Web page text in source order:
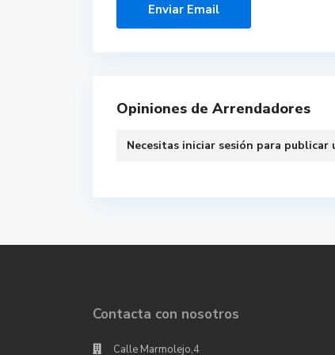
Opiniones de Arrendadores
Necesitas iniciar sesión para publicar
Contacta con nosotros
Calle Marmolejo,4